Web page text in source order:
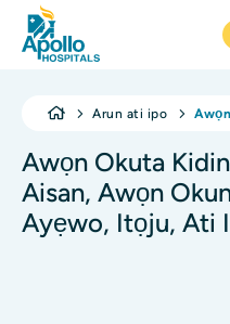
Arun ati ipo
Awọn Okuta
Aisan, Awọn
Ayẹwo, Itọju, Ati